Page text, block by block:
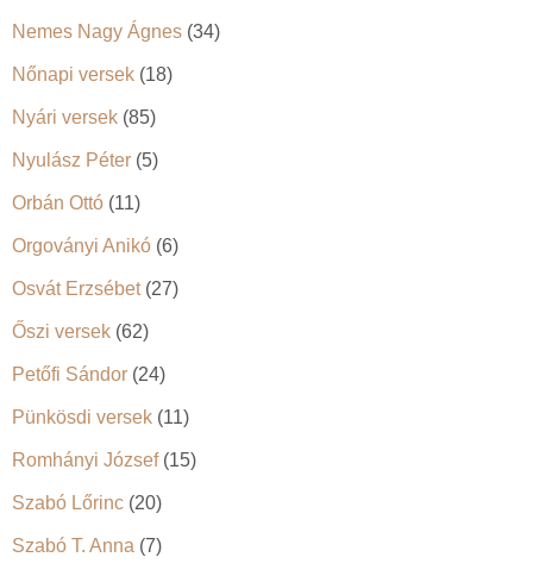
Nemes Nagy Ágnes (34)
Nőnapi versek (18)
Nyári versek (85)
Nyulász Péter (5)
Orbán Ottó (11)
Orgoványi Anikó (6)
Osvát Erzsébet(27)
Őszi versek (62)
Petőfi Sándor (24)
Pünkösdi versek (11)
Romhányi József(15)
Szabó Lőrinc (20)
Szabó T. Anna (7)